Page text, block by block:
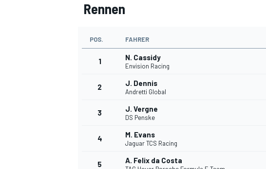
MOTOGP
Rennen
POS. FAHRER
1 N. Cassidy
Envision Racing
2 J. Dennis
Andretti Global
3 J. Vergne
DS Penske
4 M. Evans
Jaguar TCS Racing
5 A. Felix da Costa